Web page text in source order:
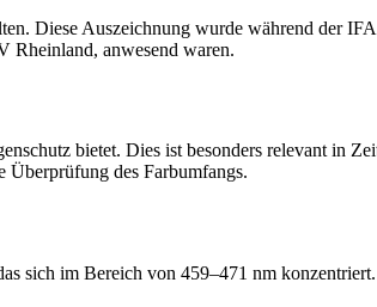
Diese Auszeichnung wurde während der
Rheinland, anwesend waren.
bietet. Dies ist besonders relevant in
des Farbumfangs.
sich im Bereich von 459–471 nm